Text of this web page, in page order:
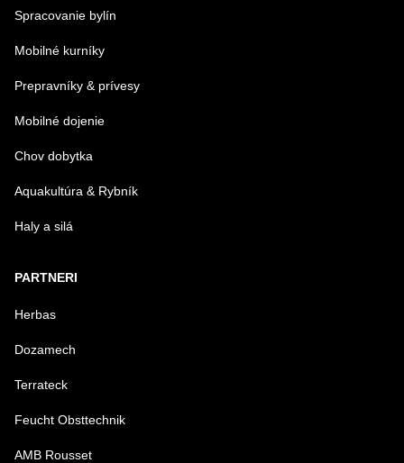
Spracovanie bylín
Mobilné kurníky
Prepravníky & prívesy
Mobilné dojenie
Chov dobytka
Aquakultúra & Rybník
Haly a silá
PARTNERI
Herbas
Dozamech
Terrateck
Feucht Obsttechnik
AMB Rousset